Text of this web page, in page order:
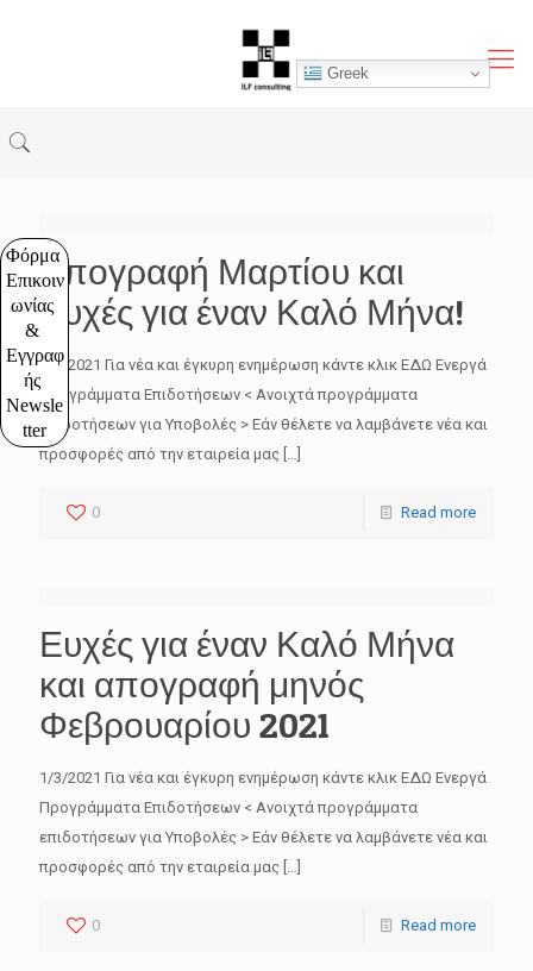
Φόρμα
Επικοιν
ωνίας
&
Εγγραφ
ής
Newsle
tter
Απογραφή Μαρτίου και
Ευχές για έναν Καλό Μήνα!
1/4/2021 Για νέα και έγκυρη ενημέρωση κάντε κλικ ΕΔΩ Ενεργά
Προγράμματα Επιδοτήσεων < Ανοιχτά προγράμματα
επιδοτήσεων για Υποβολές > Εάν θέλετε να λαμβάνετε νέα και
προσφορές από την εταιρεία μας […]
0 Read more
Ευχές για έναν Καλό Μήνα
και απογραφή μηνός
Φεβρουαρίου 2021
1/3/2021 Για νέα και έγκυρη ενημέρωση κάντε κλικ ΕΔΩ Ενεργά
Προγράμματα Επιδοτήσεων < Ανοιχτά προγράμματα
επιδοτήσεων για Υποβολές > Εάν θέλετε να λαμβάνετε νέα και
προσφορές από την εταιρεία μας […]
0 Read more
Greek